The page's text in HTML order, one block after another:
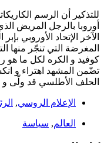
للتذكير أن الرسم
أوروبا بالرجل المريض
الآخر الإتحاد الأوروبي
المغرضة التي تنجّر منها
كوفيد و الكره لكل ما هو
تضّمن المشهد اهتراء و
الحلف الأطلسي قد ولّى
الإعلام الروسي,
العالم, سياسة